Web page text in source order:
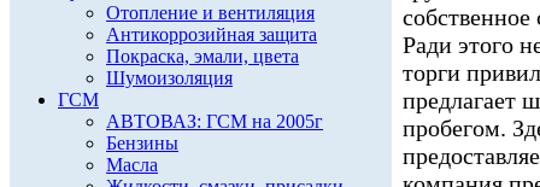
Отопление и вентиляция
Антикоррозийная защита
Покраска, эмали, цвета
Шумоизоляция
ГСМ
АВТОВАЗ: ГСМ на 2005г
Бензины
Масла
собственное
Ради этого
торги
предлагает
пробегом.